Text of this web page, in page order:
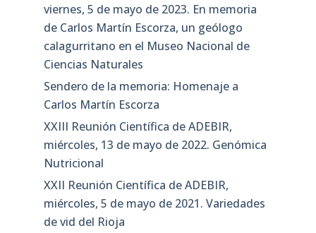
viernes, 5 de mayo de 2023. En memoria
de Carlos Martín Escorza, un geólogo
calagurritano en el Museo Nacional de
Ciencias Naturales
Sendero de la memoria: Homenaje a
Carlos Martín Escorza
XXIII Reunión Científica de ADEBIR,
miércoles, 13 de mayo de 2022. Genómica
Nutricional
XXII Reunión Científica de ADEBIR,
miércoles, 5 de mayo de 2021. Variedades
de vid del Rioja